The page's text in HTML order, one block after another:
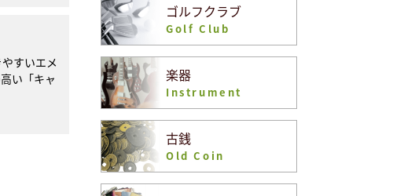
すいエメ
い「キャ
ゴルフクラブ
Golf Club
楽器
Instrument
古銭
Old Coin